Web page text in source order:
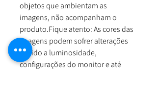
objetos que ambientam as
imagens, não acompanham o
produto.Fique atento: As cores das
imagens podem sofrer alterações
devido a luminosidade,
configurações do monitor e até